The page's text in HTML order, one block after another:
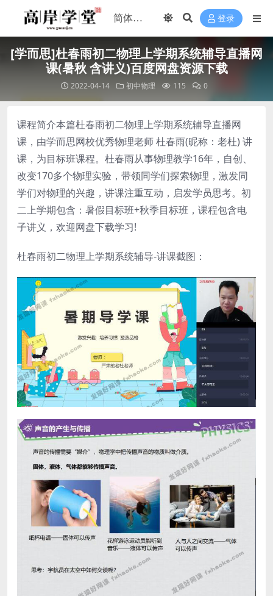
登录
[学而思]杜春雨初二物理上学期系统辅导直播网
课(暑秋 含讲义)百度网盘资源下载
2022-04-14 初中物理 115 0
课程简介本篇杜春雨初二物理上学期系统辅导直播网
课，由学而思网校优秀物理老师 杜春雨(昵称：老杜) 讲
课，为目标班课程。杜春雨从事物理教学16年，自创、
改变170多个物理实验，带领同学们探索物理，激发同
学们对物理的兴趣，讲课注重互动，启发学员思考。初
二上学期包含：暑假目标班+秋季目标班，课程包含电
子讲义，欢迎网盘下载学习!
杜春雨初二物理上学期系统辅导-讲课截图：